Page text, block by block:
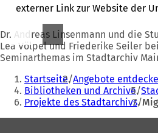
f
n
e
t
i
n
e
i
n
externer Link zur Website der
Dr. Andreas Linsenmann und die
Lea Völpel und Friederike Seiler
Seminarthemas im Stadtarchiv
Sie
befinden
sich
hier:
Startseite Angebote
Bibliotheken und Archive
Projekte des Stadtarchivs